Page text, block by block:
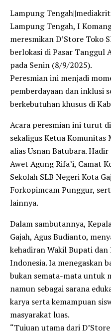
Lampung
Lampung Tengah, I
meresmikan D’Store Toko
berlokasi di Pasar Tanggul
pada Senin (8/9/2025).
Peresmian ini menjadi
pemberdayaan dan inklusi
berkebutuhan khusus di
Acara peresmian ini turut
sekaligus Ketua Komunitas
alias Usnan Batubara.
Awet Agung Rifa’i, Camat
Sekolah SLB Negeri Kota
Forkopimcam Punggur,
lainnya.
Dalam sambutannya,
Gajah, Agus Budianto,
kehadiran Wakil Bupati
Indonesia. Ia menegaskan
bukan semata-mata untuk
namun sebagai sarana
karya serta kemampuan
masyarakat luas.
“Tujuan utama dari